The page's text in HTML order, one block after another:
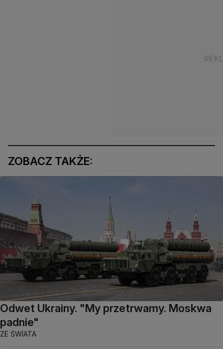
ZOBACZ TAKŻE:
Odwet Ukrainy. "My przetrwamy. Moskwa
padnie"
ZE ŚWIATA